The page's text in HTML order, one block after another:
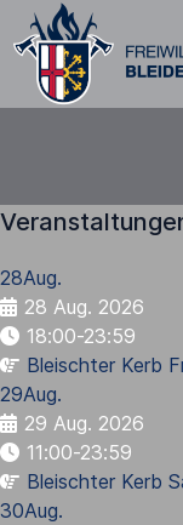
28Aug.
28 Aug. 2026
18:00-23:59
Bleischter Kerb
29Aug.
29 Aug. 2026
11:00-23:59
Bleischter Kerb
30Aug.